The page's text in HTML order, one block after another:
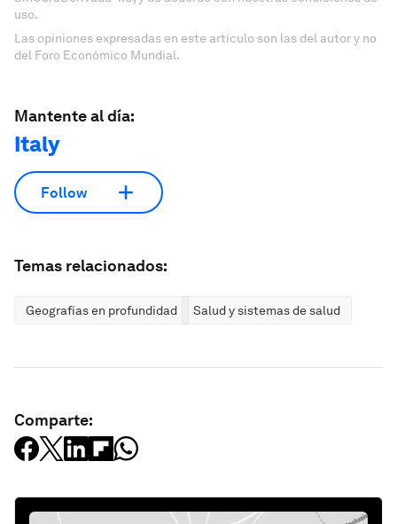
uso.
Las opiniones expresadas en este artículo son las del autor y no
del Foro Económico Mundial.
Mantente al día:
Italy
Follow
Temas relacionados:
Geografías en profundidad Salud y sistemas de salud
Comparte: